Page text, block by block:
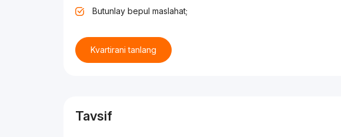
Butunlay bepul maslahat;
Kvartirani tanlang
Tavsif